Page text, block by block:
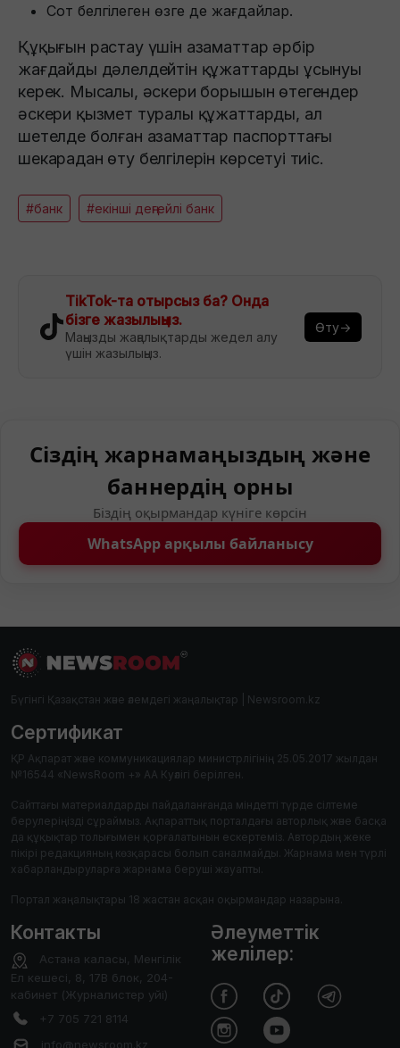
Сот белгілеген өзге де жағдайлар.
Құқығын растау үшін азаматтар әрбір
жағдайды дәлелдейтін құжаттарды ұсынуы
керек. Мысалы, әскери борышын өтегендер
әскери қызмет туралы құжаттарды, ал
шетелде болған азаматтар паспорттағы
шекарадан өту белгілерін көрсетуі тиіс.
#банк #екінші деңгейлі банк
TikTok-та отырсыз ба? Онда
бізге жазылыңыз.
Маңызды жаңалықтарды жедел алу
үшін жазылыңыз.
Өту→
Сіздің жарнамаңыздың және
баннердің орны
Біздің оқырмандар күніге көрсін
WhatsApp арқылы байланысу
Бүгінгі Қазақстан және әлемдегі жаңалықтар | Newsroom.kz
Сертификат
ҚР Ақпарат және коммуникациялар министрлігінің 25.05.2017 жылдан
№16544 «NewsRoom +» АА Куәлігі берілген.
Сайттағы материалдарды пайдаланғанда міндетті түрде сілтеме
берулеріңізді сұраймыз. Ақпараттық порталдағы авторлық және басқа
да құқықтар толығымен қорғалатынын ескертеміз. Автордың жеке
пікірі редакцияның көзқарасы болып саналмайды. Жарнама мен түрлі
хабарландыруларға жарнама беруші жауапты.
Портал жаңалықтары 18 жастан асқан оқырмандар назарына.
Контакты
Астана каласы, Менгілік
Ел кешесі, 8, 17В блок, 204-
кабинет (Журналистер уйі)
+7 705 721 8114
info@newsroom.kz
Әлеуметтік
желілер: